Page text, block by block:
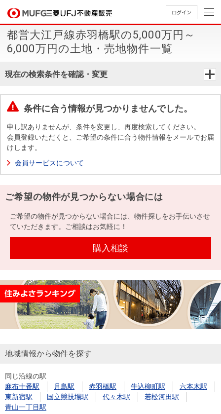
ログイン
買いたいTOP
中古
マン
ンを
探す
築・
一戸
建て
す
用
物
件
を
す
件を
探す
購入向け
サービス
住宅ロー
ンシミュ
住まい1プ
ラス（お
売りたいTOP
無
料
定
却
談
売却
金額
試算
売却向け
周辺相場
住まい1プ
住まいと
暮らしの
売却ガイ
ド
店舗案内TOP
店舗のご
案内（首
案内（名
案内（関
会社情報TOP
ごあいさ
つ
要
Way
経営ビジ
ョン
組織図
役員一
沿革
本社地
図
（電子ブ
ック版）
採用情報TOP
新卒採用
情報
採用情報
買いたい
売りたい
店舗案内
会社情報
採用情報
提携企業にお勤めの方
閉じる
都営大江戸線赤羽橋駅の5,000万円～
6,000万円の土地・売地物件一覧
現在の検索条件を確認・変更
条件に合う情報が見つかりませんでした。
申し訳ありませんが、条件を変更し、再度検索してください。
会員登録いただくと、ご希望の条件に合う物件情報をメールでお届
けします。
会員サービスについて
ご希望の物件が見つからない場合には
ご希望の物件が見つからない場合には、物件探しをお手伝いさせ
ていただきます。ご相談はお気軽に！
購入相談
地域情報から物件を探す
同じ沿線の駅
麻布十番駅
月島駅 赤羽橋駅 牛込柳町駅
六本木駅
東新宿駅
国立競技場駅 代々木駅
若松河田駅
青山一丁目駅